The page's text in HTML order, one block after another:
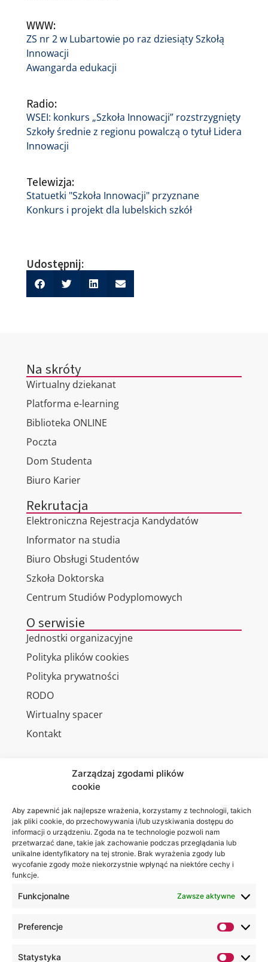
Zarządzaj zgodami plików
cookie
Aby zapewnić jak najlepsze wrażenia, korzystamy z technologii, takich
jak pliki cookie, do przechowywania i/lub uzyskiwania dostępu do
informacji o urządzeniu. Zgoda na te technologie pozwoli nam
przetwarzać dane, takie jak zachowanie podczas przeglądania lub
unikalne identyfikatory na tej stronie. Brak wyrażenia zgody lub
wycofanie zgody może niekorzystnie wpłynąć na niektóre cechy i
funkcje.
Funkcjonalne Zawsze aktywne
Preferencje
Statystyka
WWW:
ZS nr 2 w Lubartowie po raz dziesiąty Szkołą
Innowacji
Awangarda edukacji
Radio:
WSEI: konkurs „Szkoła Innowacji” rozstrzygnięty
Szkoły średnie z regionu powalczą o tytuł Lidera
Innowacji
Telewizja:
Statuetki "Szkoła Innowacji" przyznane
Konkurs i projekt dla lubelskich szkół
Udostępnij:
Na skróty
Wirtualny dziekanat
Platforma e-learning
Biblioteka ONLINE
Poczta
Dom Studenta
Biuro Karier
Rekrutacja
Elektroniczna Rejestracja Kandydatów
Informator na studia
Biuro Obsługi Studentów
Szkoła Doktorska
Centrum Studiów Podyplomowych
O serwisie
Jednostki organizacyjne
Polityka plików cookies
Polityka prywatności
RODO
Wirtualny spacer
Kontakt
Akademia
WSEI
ul.
Projektowa
4